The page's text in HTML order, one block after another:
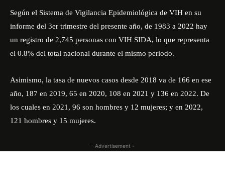
Según el Sistema de Vigilancia Epidemiológica de VIH en su
informe del 3er trimestre del presente año, de 1983 a 2022 hay
un registro de 2,745 personas con VIH SIDA, lo que representa
el 0.8% del total nacional durante el mismo periodo.
Asimismo, la tasa de nuevos casos desde 2018 va de 166 en ese
año, 187 en 2019, 65 en 2020, 108 en 2021 y 136 en 2022. De
los cuales en 2021, 96 son hombres y 12 mujeres; y en 2022,
121 hombres y 15 mujeres.
- Advertisement -